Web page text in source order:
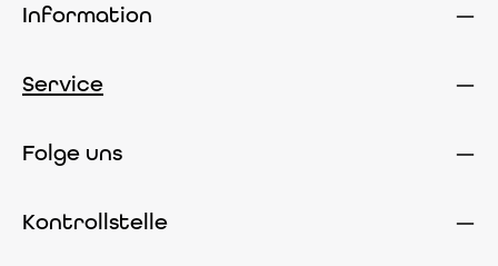
Information
Service
Folge uns
Kontrollstelle